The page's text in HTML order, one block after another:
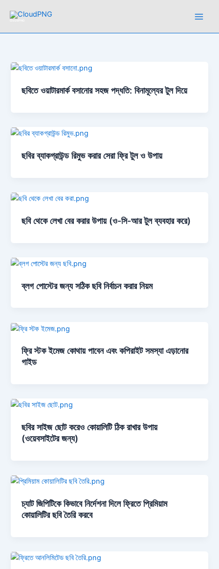
ছবিতে ওয়াটারমার্ক বসানোর সহজ পদ্ধতি: বিনামূল্যের টুল দিয়ে
ছবির ব্যাকগ্রাউন্ড রিমুভ করার সেরা ফ্রি টুল ও উপায়
ছবি থেকে লেখা বের করার উপায় (ও-সি-আর টুল ব্যবহার করে)
ব্লগ পোস্টের জন্য সঠিক ছবি নির্বাচন করার নিয়ম
ফ্রি স্টক ইমেজ কোথায় পাবেন এবং কপিরাইট সমস্যা এড়ানোর
গাইড
ছবির সাইজ ছোট করেও কোয়ালিটি ঠিক রাখার উপায়
(ওয়েবসাইটের জন্য)
চ্যাট জিপিটিকে কিভাবে নির্দেশনা দিলে ফ্রিতে প্রিমিয়াম
কোয়ালিটির ছবি তৈরি করবে